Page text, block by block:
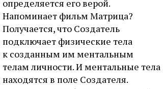
определяется его верой.
Напоминает фильм Матрица?
Получается, что Создатель
подключает физические тела
к созданным им ментальным
телам личности. И ментальные тела
находятся в поле Создателя.